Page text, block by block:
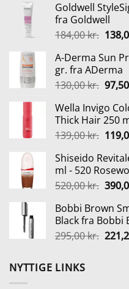
Goldwell
fra Goldwell
184,00kr. Den
pris
var:
A-Derma Sun
gr. fra ADerma
130,00kr. Den
pris
var:
97,50
Wella Invigo
Thick Hair 250
139,00kr. Den
pris
var:
Shiseido
ml - 520
520,00kr. Den
pris
var:
Bobbi Brown
Black fra Bobbi
295,00kr. Den
NYTTIGE LINKS